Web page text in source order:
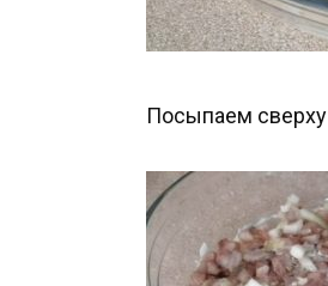
Посыпаем